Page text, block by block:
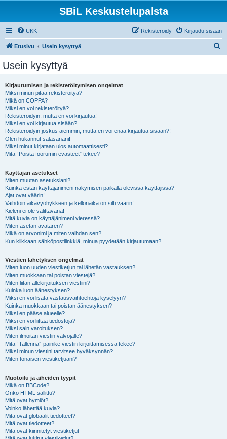
SBiL Keskustelupalsta
UKK Kirjaudu sisään
Rekisteröidy
Etusivu Usein kysyttyä
Usein kysyttyä
Kirjautumisen ja rekisteröitymisen ongelmat
Miksi minun pitää rekisteröityä?
Mikä on COPPA?
Miksi en voi rekisteröityä?
Rekisteröidyin, mutta en voi kirjautua!
Miksi en voi kirjautua sisään?
Rekisteröidyin joskus aiemmin, mutta en voi enää kirjautua sisään?!
Olen hukannut salasanani!
Miksi minut kirjataan ulos automaattisesti?
Mitä “Poista foorumin evästeet” tekee?
Käyttäjän asetukset
Miten muutan asetuksiani?
Kuinka estän käyttäjänimeni näkymisen paikalla olevissa käyttäjissä?
Ajat ovat väärin!
Vaihdoin aikavyöhykkeen ja kellonaika on silti väärin!
Kieleni ei ole valittavana!
Mitä kuvia on käyttäjänimeni vieressä?
Miten asetan avataren?
Mikä on arvonimi ja miten vaihdan sen?
Kun klikkaan sähköpostilinkkiä, minua pyydetään kirjautumaan?
Viestien lähetyksen ongelmat
Miten luon uuden viestiketjun tai lähetän vastauksen?
Miten muokkaan tai poistan viestejä?
Miten liitän allekirjoituksen viestiini?
Kuinka luon äänestyksen?
Miksi en voi lisätä vastausvaihtoehtoja kyselyyn?
Kuinka muokkaan tai poistan äänestyksen?
Miksi en pääse alueelle?
Miksi en voi liittää tiedostoja?
Miksi sain varoituksen?
Miten ilmoitan viestin valvojalle?
Mitä “Tallenna”-painike viestin kirjoittamisessa tekee?
Miksi minun viestini tarvitsee hyväksynnän?
Miten tönäisen viestiketjuani?
Muotoilu ja aiheiden tyypit
Mikä on BBCode?
Onko HTML sallittu?
Mitä ovat hymiöt?
Voinko lähettää kuvia?
Mitä ovat globaalit tiedotteet?
Mitä ovat tiedotteet?
Mitä ovat kiinnitetyt viestiketjut